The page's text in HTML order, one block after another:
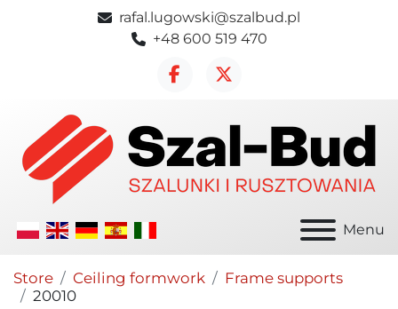
rafal.lugowski@szalbud.pl
+48 600 519 470
facebooktwitter
Menu
Store Ceiling formwork
Frame supports
20010